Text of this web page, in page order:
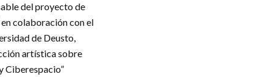
del proyecto de
colaboración con el
de Deusto,
artística sobre
Ciberespacio”